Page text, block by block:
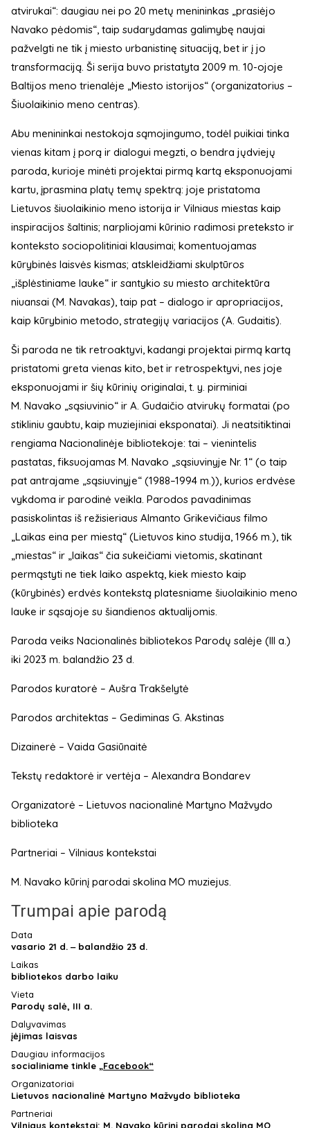
atvirukai“: daugiau nei po 20 metų menininkas „prasiėjo
Navako pėdomis“, taip sudarydamas galimybę naujai
pažvelgti ne tik į miesto urbanistinę situaciją, bet ir į jo
transformaciją. Ši serija buvo pristatyta 2009 m. 10-ojoje
Baltijos meno trienalėje „Miesto istorijos“ (organizatorius –
Šiuolaikinio meno centras).
Abu menininkai nestokoja sąmojingumo, todėl puikiai tinka
vienas kitam į porą ir dialogui megzti, o bendra jųdviejų
paroda, kurioje minėti projektai pirmą kartą eksponuojami
kartu, įprasmina platų temų spektrą: joje pristatoma
Lietuvos šiuolaikinio meno istorija ir Vilniaus miestas kaip
inspiracijos šaltinis; narpliojami kūrinio radimosi preteksto ir
konteksto sociopolitiniai klausimai; komentuojamas
kūrybinės laisvės kismas; atskleidžiami skulptūros
„išplėstiniame lauke“ ir santykio su miesto architektūra
niuansai (M. Navakas), taip pat – dialogo ir apropriacijos,
kaip kūrybinio metodo, strategijų variacijos (A. Gudaitis).
Ši paroda ne tik retroaktyvi, kadangi projektai pirmą kartą
pristatomi greta vienas kito, bet ir retrospektyvi, nes joje
eksponuojami ir šių kūrinių originalai, t. y. pirminiai
M. Navako „sąsiuvinio“ ir A. Gudaičio atvirukų formatai (po
stikliniu gaubtu, kaip muziejiniai eksponatai). Ji neatsitiktinai
rengiama Nacionalinėje bibliotekoje: tai – vienintelis
pastatas, fiksuojamas M. Navako „sąsiuvinyje Nr. 1“ (o taip
pat antrajame „sąsiuvinyje“ (1988–1994 m.)), kurios erdvėse
vykdoma ir parodinė veikla. Parodos pavadinimas
pasiskolintas iš režisieriaus Almanto Grikevičiaus filmo
„Laikas eina per miestą“ (Lietuvos kino studija, 1966 m.), tik
„miestas“ ir „laikas“ čia sukeičiami vietomis, skatinant
permąstyti ne tiek laiko aspektą, kiek miesto kaip
(kūrybinės) erdvės kontekstą platesniame šiuolaikinio meno
lauke ir sąsajoje su šiandienos aktualijomis.
Paroda veiks Nacionalinės bibliotekos Parodų salėje (III a.)
iki 2023 m. balandžio 23 d.
Parodos kuratorė – Aušra Trakšelytė
Parodos architektas – Gediminas G. Akstinas
Dizainerė – Vaida Gasiūnaitė
Tekstų redaktorė ir vertėja – Alexandra Bondarev
Organizatorė – Lietuvos nacionalinė Martyno Mažvydo
biblioteka
Partneriai – Vilniaus kontekstai
M. Navako kūrinį parodai skolina MO muziejus.
Trumpai apie parodą
Data
vasario 21 d. ‒ balandžio 23 d.
Laikas
bibliotekos darbo laiku
Vieta
Parodų salė, III a.
Dalyvavimas
įėjimas laisvas
Daugiau informacijos
socialiniame tinkle „Facebook“
Organizatoriai
Lietuvos nacionalinė Martyno Mažvydo biblioteka
Partneriai
Vilniaus kontekstai; M. Navako kūrinį parodai skolina MO